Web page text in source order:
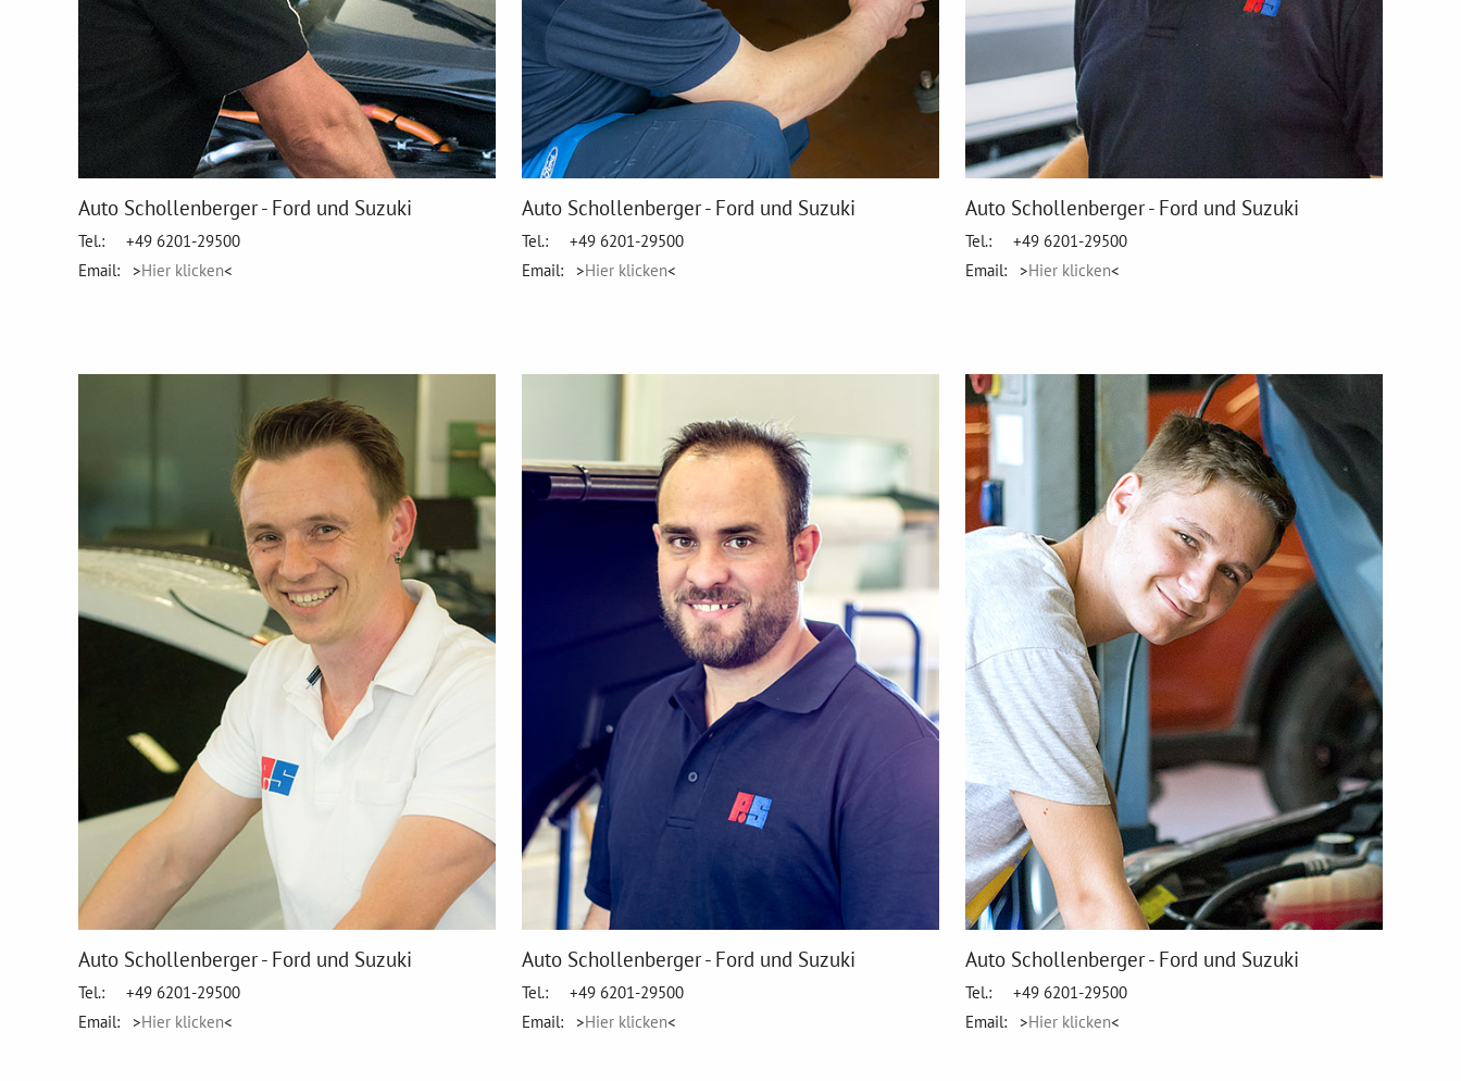
Auto Schollenberger - Ford und Suzuki
Tel.: +49 6201-29500
Email: >Hier klicken<
Auto Schollenberger - Ford und Suzuki
Tel.: +49 6201-29500
Email: >Hier klicken<
Auto Schollenberger - Ford und Suzuki
Tel.: +49 6201-29500
Email: >Hier klicken<
Auto Schollenberger - Ford und Suzuki
Tel.: +49 6201-29500
Email: >Hier klicken<
Auto Schollenberger - Ford und Suzuki
Tel.: +49 6201-29500
Email: >Hier klicken<
Auto Schollenberger - Ford und Suzuki
Tel.: +49 6201-29500
Email: >Hier klicken<